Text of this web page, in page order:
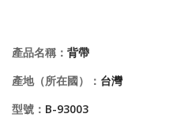
產品名稱： 背帶
產地（所在國）： 台灣
型號： B-93003